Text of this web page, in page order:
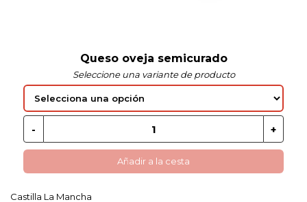
Queso oveja semicurado
Seleccione una variante de producto
Añadir a la cesta
Castilla La Mancha